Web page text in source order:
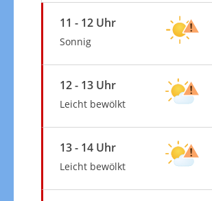
11 - 12 Uhr
Sonnig
12 - 13 Uhr
Leicht bewölkt
13 - 14 Uhr
Leicht bewölkt